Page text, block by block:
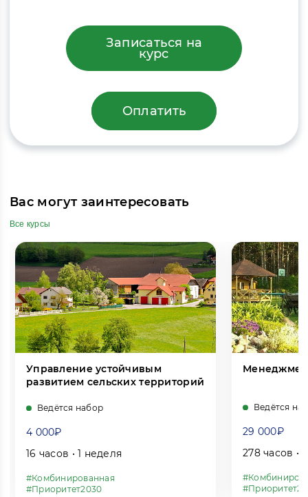
Записаться на
курс
Оплатить
Вас могут заинтересовать
Все курсы
Управление устойчивым
развитием сельских территорий
Ведётся набор
4 000₽
16 часов • 1 неделя
#Комбинированная
#Приоритет2030
Ведётся
29 000₽
278 часов •